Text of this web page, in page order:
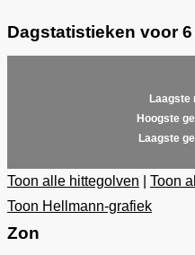
Dagstatistieken voor
Hoogste
Laagste
Toon alle hittegolven
Toon
Toon Hellmann-grafiek
Zon